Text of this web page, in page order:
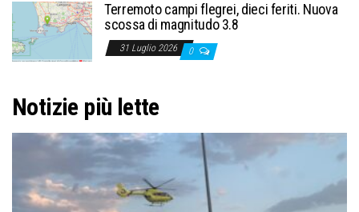
Terremoto campi flegrei, dieci feriti. Nuova
scossa di magnitudo 3.8
31 Luglio 2026 0
Notizie più lette